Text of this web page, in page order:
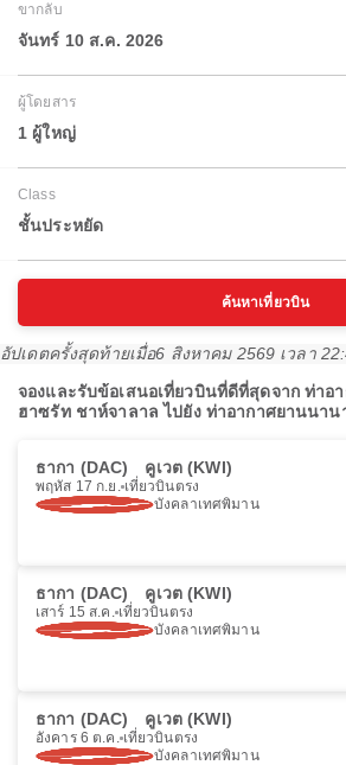
ขากลับ
จันทร์ 10 ส.ค. 2026
ผู้โดยสาร
1 ผู้ใหญ่
Class
ชั้นประหยัด
ค้นหาเที่ยวบิน
อัปเดตครั้งสุดท้ายเมื่อ6 สิงหาคม 2569 เวลา
จองและรับข้อเสนอเที่ยวบินที่ดีที่สุดจาก ท่าอ
ฮาซรัท ชาห์จาลาล ไปยัง ท่าอากาศยานนาน
ธากา (DAC) คูเวต (KWI)
พฤหัส 17 ก.ย. เที่ยวบินตรง
บังคลาเทศพิมาน
ธากา (DAC) คูเวต (KWI)
เสาร์ 15 ส.ค. เที่ยวบินตรง
บังคลาเทศพิมาน
ธากา (DAC) คูเวต (KWI)
อังคาร 6 ต.ค. เที่ยวบินตรง
บังคลาเทศพิมาน